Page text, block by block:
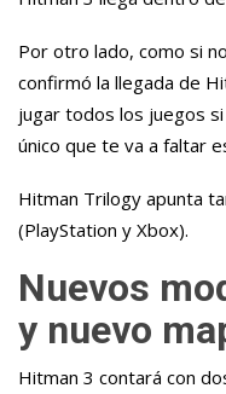
Por otro lado, como si
confirmó la llegada de
jugar todos los juegos si
único que te va a faltar
Hitman Trilogy apunta
(PlayStation y Xbox).
Nuevos
y nuevo
Hitman 3 contará con